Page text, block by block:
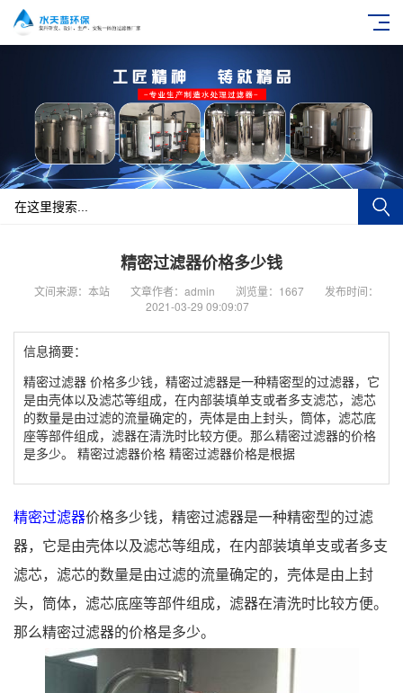
精密过滤器价格多少钱
文间来源：本站 文章作者：admin 浏览量：1667
发布时间：
2021-03-29 09:09:07
信息摘要：
精密过滤器 价格多少钱，精密过滤器是一种精密型的过滤器，它
是由壳体以及滤芯等组成，在内部装填单支或者多支滤芯，滤芯
的数量是由过滤的流量确定的，壳体是由上封头，筒体，滤芯底
座等部件组成，滤器在清洗时比较方便。那么精密过滤器的价格
是多少。 精密过滤器价格 精密过滤器价格是根据
精密过滤器价格多少钱，精密过滤器是一种精密型的过滤
器，它是由壳体以及滤芯等组成，在内部装填单支或者多支
滤芯，滤芯的数量是由过滤的流量确定的，壳体是由上封
头，筒体，滤芯底座等部件组成，滤器在清洗时比较方便。
那么精密过滤器的价格是多少。